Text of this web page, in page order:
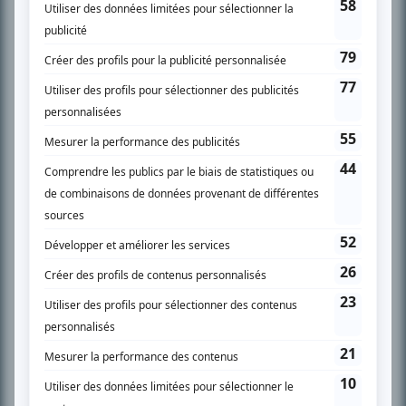
SUR LE RÉSEAU BIZZ MÉDIA
PLAN DU SITE
Accueil
Liste des oeuvres
Recherche avancée
À propos
Nous contacter
Termes et conditions
Politique de confidentialité
Gestion du consentement